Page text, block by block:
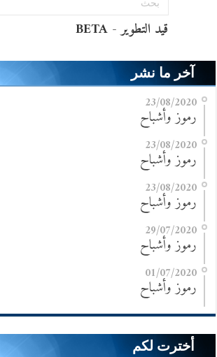
آخر ما نشر
23/08/2020
رموز وأشباح
23/08/2020
رموز وأشباح
23/08/2020
رموز وأشباح
29/07/2020
رموز وأشباح
01/07/2020
رموز وأشباح
أخترت لكم